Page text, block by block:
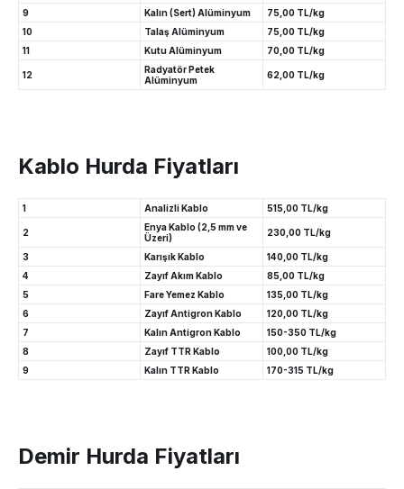
9
Kalın (Sert) Alüminyum
75,00 TL/kg
10
Talaş Alüminyum
75,00 TL/kg
11
Kutu Alüminyum 70,00 TL/kg
12
Radyatör Petek
Alüminyum
62,00 TL/kg
Kablo Hurda Fiyatları
1 Analizli Kablo 515,00 TL/kg
2
Enya Kablo (2,5 mm ve
Üzeri)
230,00 TL/kg
3 Karışık Kablo
140,00 TL/kg
4
Zayıf Akım Kablo
85,00 TL/kg
5
Fare Yemez Kablo
135,00 TL/kg
6
Zayıf Antigron Kablo
120,00 TL/kg
7
Kalın Antigron Kablo
150-350 TL/kg
8
Zayıf TTR Kablo
100,00 TL/kg
9
Kalın TTR Kablo 170-315 TL/kg
Demir Hurda Fiyatları